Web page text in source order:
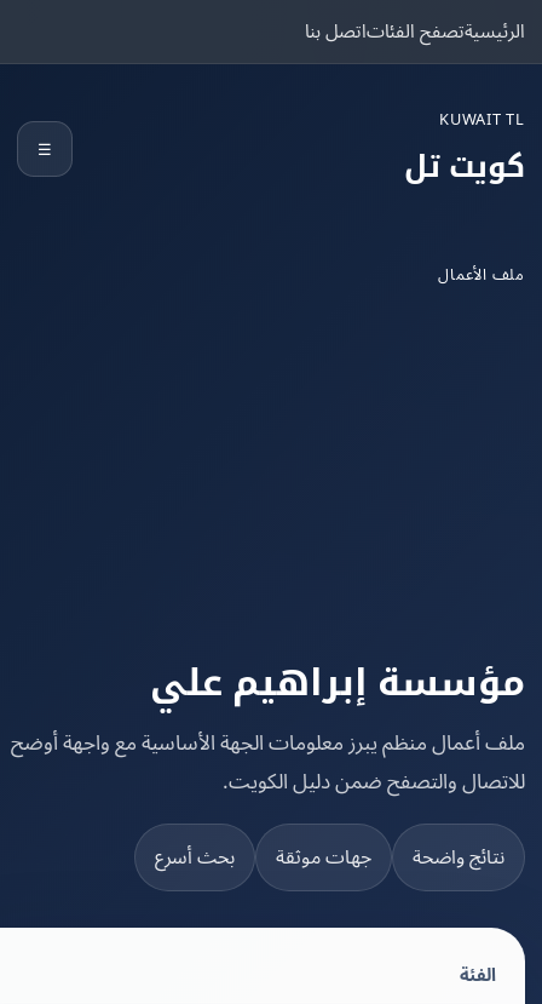
تصفح الفئاتاتصل بنا
تل
إبراهيم علي
منظم يبرز معلومات الجهة الأساسية مع واجهة أوضح
والتصفح ضمن دليل الكويت.
واضحة جهات موثقة بحث أسرع